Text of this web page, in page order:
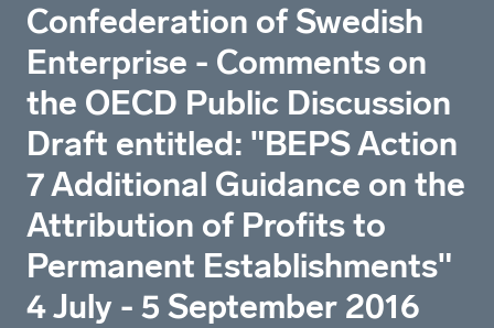
Confederation of Swedish
Enterprise - Comments on
the OECD Public Discussion
Draft entitled: "BEPS Action
7 Additional Guidance on the
Attribution of Profits to
Permanent Establishments"
4 July - 5 September 2016